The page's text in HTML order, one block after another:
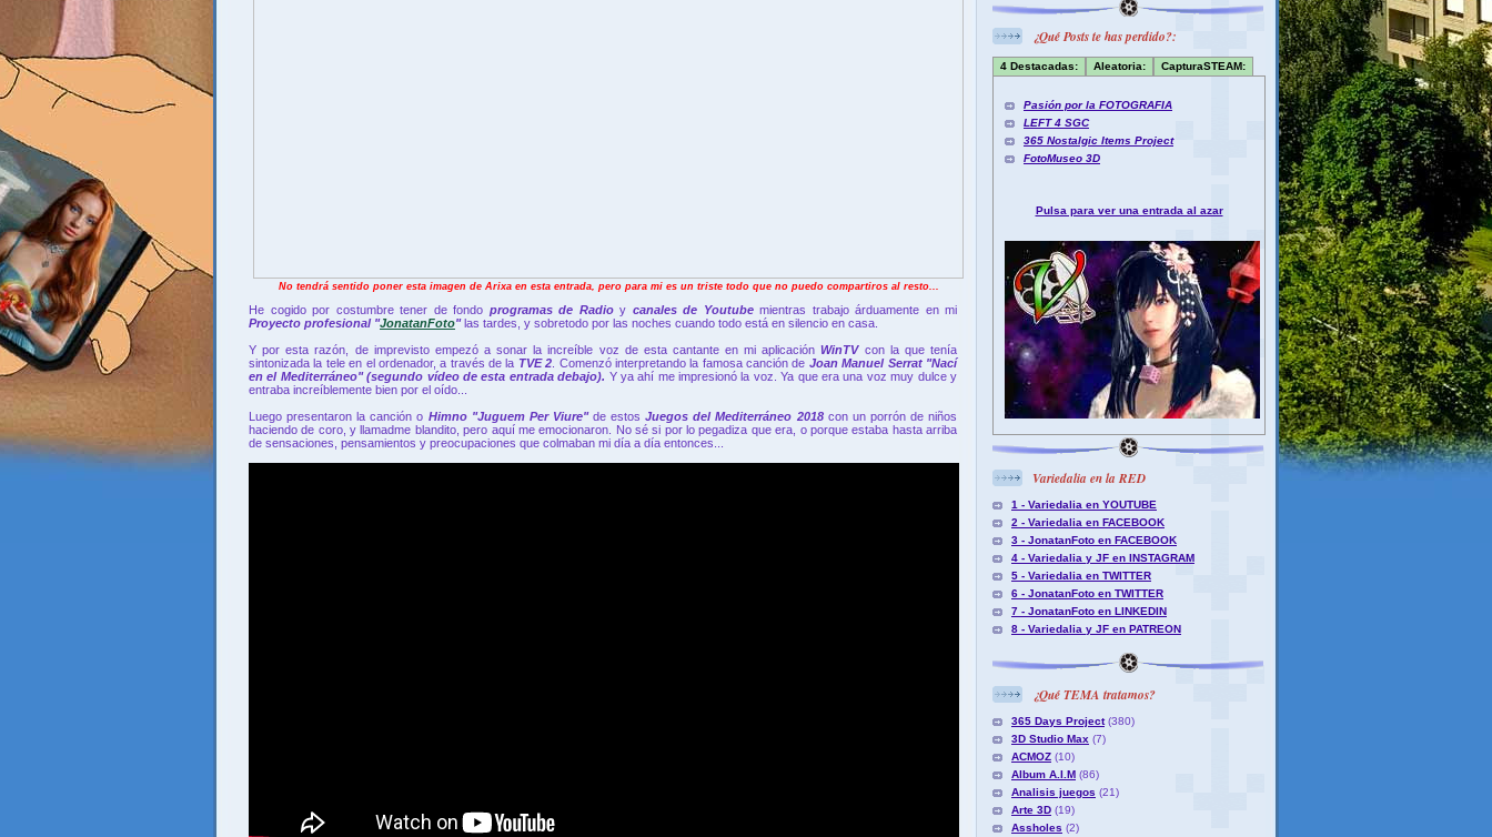
No tendrá sentido poner esta imagen de Arixa en esta entrada, pero para mi es un triste todo que no puedo compartiros al resto...
He cogido por costumbre tener de fondo programas de Radio y canales de Youtube mientras trabajo árduamente en mi
Proyecto profesional "JonatanFoto"las tardes, y sobretodo por las noches cuando todo está en silencio en casa.
Y por esta razón, de imprevisto empezó a sonar la increíble voz de esta cantante en mi aplicaciónWinTV con la que tenía
sintonizada la tele en el ordenador, a través de la TVE 2 Comenzó interpretando la famosa canción de Joan Manuel Serrat "Nací
en el Mediterráneo" (segundo vídeo de esta entrada debajo). Y ya ahí me impresionó la voz. Ya que era una voz muy dulce y
entraba increíblemente bien por el oído...
Luego presentaron la canción o Himno "Juguem Per Viure"de estosJuegos del Mediterráneo 2018 con un porrón de niños
haciendo de coro, y llamadme blandito, pero aquí me emocionaron. No sé si por lo pegadiza que era, o porque estaba hasta arriba
de sensaciones, pensamientos y preocupaciones que colmaban mi día a día entonces...
¿Qué Posts te has perdido?:
4 Destacadas: Aleatoria: CapturaSTEAM:
Pasión por la FOTOGRAFIA
LEFT 4 SGC
365 Nostalgic Items Project
FotoMuseo 3D
Pulsa para ver una entrada al azar
Variedalia en la RED
1 - Variedalia en YOUTUBE
2 - Variedalia en FACEBOOK
3 - JonatanFoto en FACEBOOK
4 - Variedalia y JF en INSTAGRAM
5 - Variedalia en TWITTER
6 - JonatanFoto en TWITTER
7 - JonatanFoto en LINKEDIN
8 - Variedalia y JF en PATREON
¿Qué TEMA tratamos?
365 Days Project (380)
3D Studio Max (7)
ACMOZ (10)
Album A.I.M (86)
Analisis juegos (21)
Arte 3D (19)
Assholes (2)